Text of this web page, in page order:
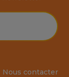
Nous contacter